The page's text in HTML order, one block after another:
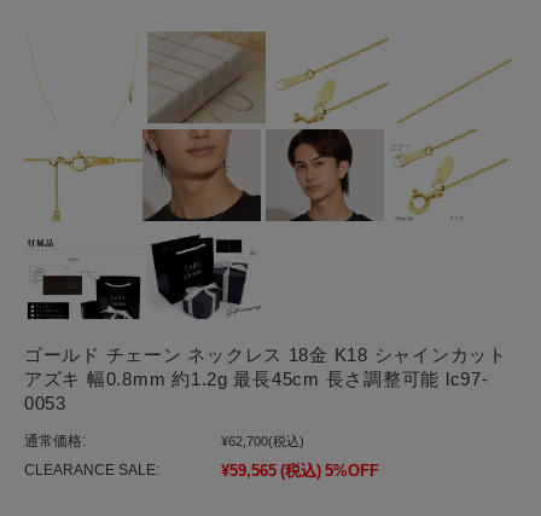
ゴールド チェーン ネックレス 18金 K18 シャインカット
アズキ 幅0.8mm 約1.2g 最長45cm 長さ調整可能 lc97-
0053
通常価格: ¥62,700(税込)
CLEARANCE SALE: ¥59,565 (税込) 5%OFF